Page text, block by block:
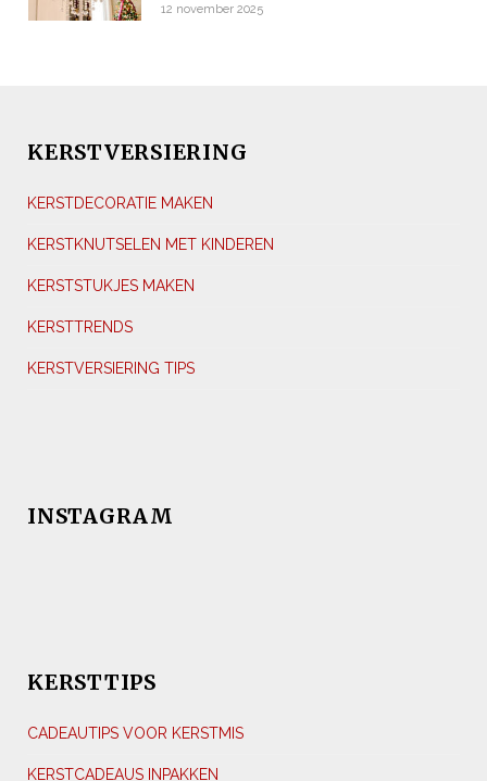
12 november 2025
KERSTVERSIERING
KERSTDECORATIE MAKEN
KERSTKNUTSELEN MET KINDEREN
KERSTSTUKJES MAKEN
KERSTTRENDS
KERSTVERSIERING TIPS
INSTAGRAM
KERSTTIPS
CADEAUTIPS VOOR KERSTMIS
KERSTCADEAUS INPAKKEN